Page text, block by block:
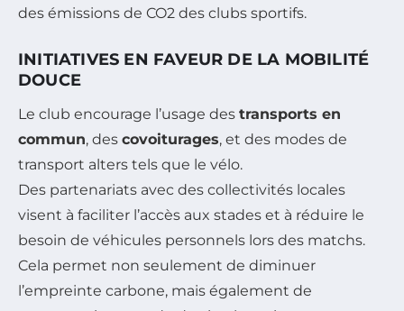
des émissions de CO2 des clubs sportifs.
INITIATIVES EN FAVEUR DE LA MOBILITÉ
DOUCE
Le club encourage l’usage des transports en
commun, des covoiturages, et des modes de
transport alters tels que le vélo.
Des partenariats avec des collectivités locales
visent à faciliter l’accès aux stades et à réduire le
besoin de véhicules personnels lors des matchs.
Cela permet non seulement de diminuer
l’empreinte carbone, mais également de